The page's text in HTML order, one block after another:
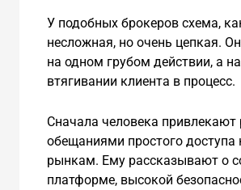
У подобных брокеров схема,
несложная, но очень цепкая.
на одном грубом действии, а
втягивании клиента в процесс.
Сначала человека привлекают
обещаниями простого
рынкам. Ему рассказывают о
платформе, высокой